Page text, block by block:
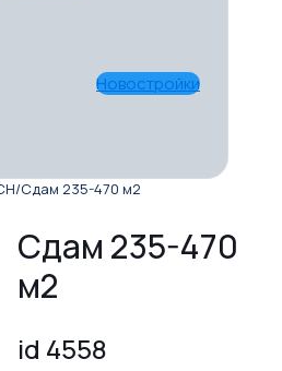
Новостройки
/Сдам 235-470 м2
Сдам 235-470
м2
id 4558